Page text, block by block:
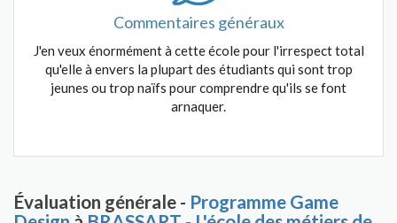
Commentaires généraux
J'en veux énormément à cette école pour l'irrespect total
qu'elle à envers la plupart des étudiants qui sont trop
jeunes ou trop naïfs pour comprendre qu'ils se font
arnaquer.
Évaluation générale - Programme Game